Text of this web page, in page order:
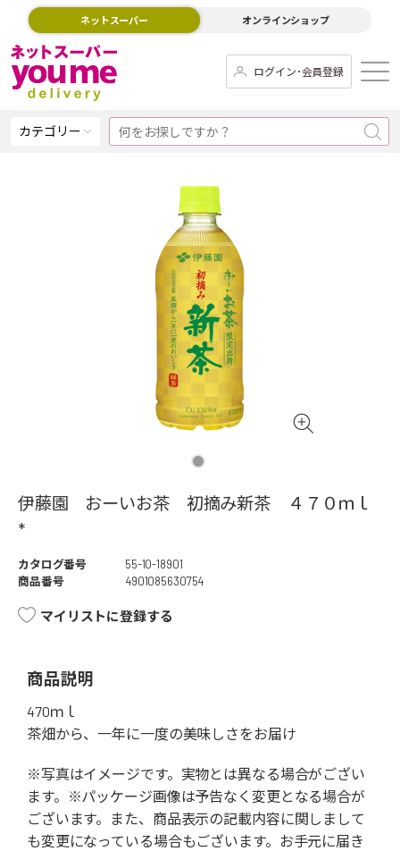
ネットスーパー オンラインショップ
ログイン･会員登録
カテゴリー
伊藤園 おーいお茶 初摘み新茶 ４７０ｍｌ
*
カタログ番号
55-10-18901
商品番号
4901085630754
マイリストに登録する
商品説明
470ｍｌ
茶畑から、一年に一度の美味しさをお届け
※写真はイメージです。実物とは異なる場合がござい
ます。※パッケージ画像は予告なく変更となる場合が
ございます。また、商品表示の記載内容に関しまして
も変更になっている場合もございます。お手元に届き